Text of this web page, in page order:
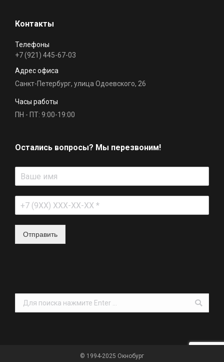
Контакты
Телефоны
+7 (921) 445-67-03
Адрес офиса
Санкт-Петербург, улица Одоевского, 26
Часы работы
ПН - ПТ: 9:00-19:00
Остались вопросы? Мы перезвоним!
Отправить
Поиск:
© 1994-2025 Окнобург